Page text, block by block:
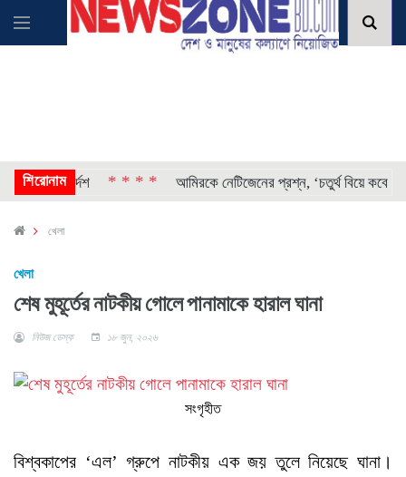
শিরোনাম
নির্দেশ * * * * আমিরকে নেটিজেনের প্রশ্ন, ‘চতুর্থ বিয়ে কবে
খেলা
খেলা
শেষ মুহূর্তের নাটকীয় গোলে পানামাকে হারাল ঘানা
নিউজ ডেস্ক ১৮ জুন, ২০২৬
সংগৃহীত
বিশ্বকাপের ‘এল’ গ্রুপে নাটকীয় এক জয় তুলে নিয়েছে ঘানা।